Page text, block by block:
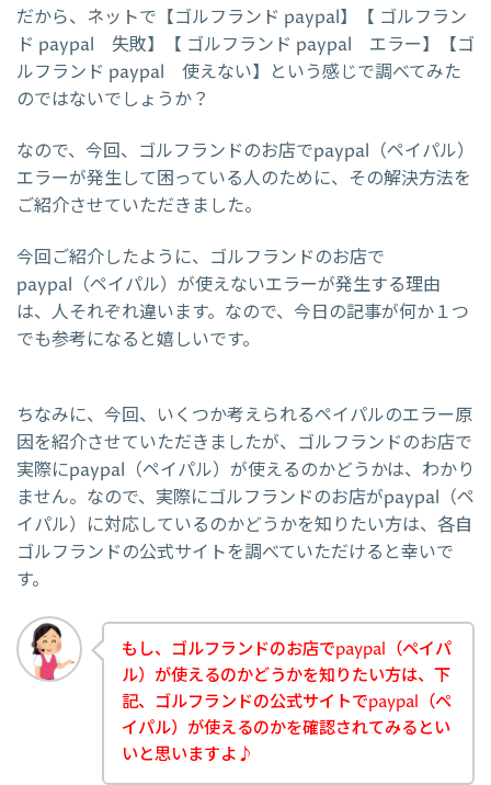
だから、ネットで【ゴルフランド paypal】【 ゴルフラン
ド paypal 失敗】【 ゴルフランド paypal エラー】【ゴ
ルフランド paypal 使えない】という感じで調べてみた
のではないでしょうか？
なので、今回、ゴルフランドのお店でpaypal（ペイパル）
エラーが発生して困っている人のために、その解決方法を
ご紹介させていただきました。
今回ご紹介したように、ゴルフランドのお店で
paypal（ペイパル）が使えないエラーが発生する理由
は、人それぞれ違います。なので、今日の記事が何か１つ
でも参考になると嬉しいです。
ちなみに、今回、いくつか考えられるペイパルのエラー原
因を紹介させていただきましたが、ゴルフランドのお店で
実際にpaypal（ペイパル）が使えるのかどうかは、わかり
ません。なので、実際にゴルフランドのお店がpaypal（ペ
イパル）に対応しているのかどうかを知りたい方は、各自
ゴルフランドの公式サイトを調べていただけると幸いで
す。
もし、ゴルフランドのお店でpaypal（ペイパ
ル）が使えるのかどうかを知りたい方は、下
記、ゴルフランドの公式サイトでpaypal（ペ
イパル）が使えるのかを確認されてみるとい
いと思いますよ♪